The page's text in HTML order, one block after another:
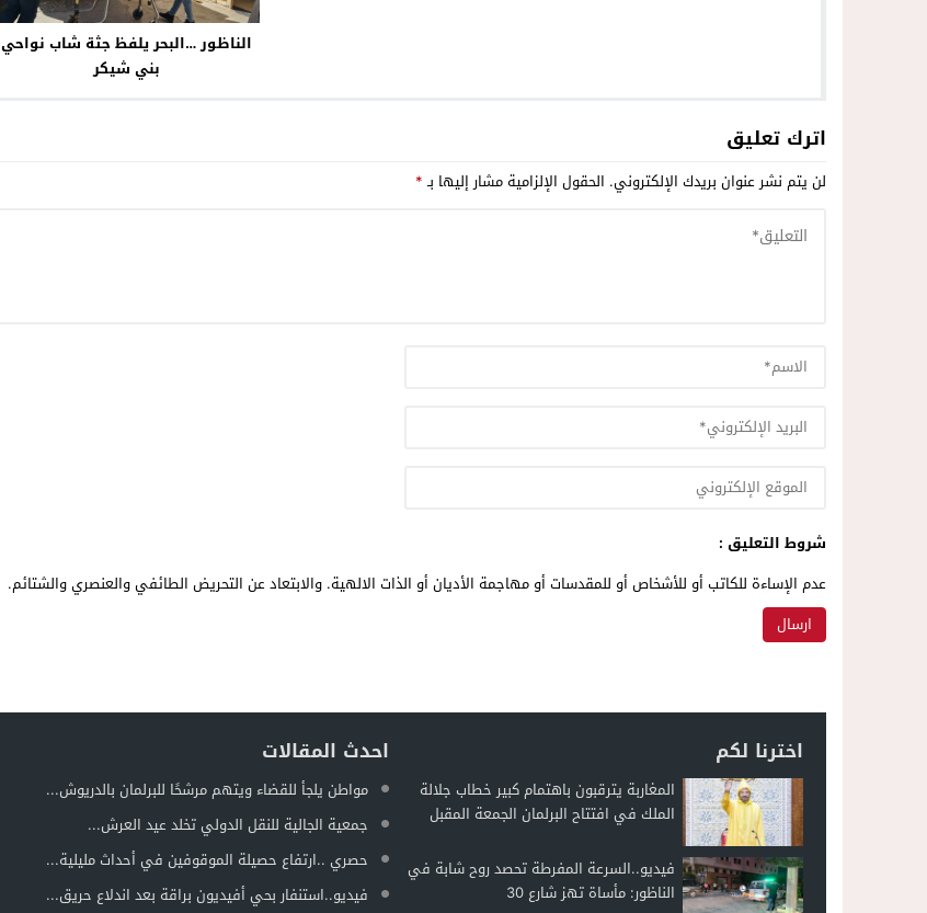
الناظور …البحر يلفظ جثة شاب نواحي
بني شيكر
اترك تعليق
لن يتم نشر عنوان بريدك الإلكتروني. الحقول الإلزامية مشار إليها بـ*
شروط التعليق :
عدم الإساءة للكاتب أو للأشخاص أو للمقدسات أو مهاجمة الأديان أو الذات الالهية. والابتعاد عن التحريض الطائفي والعنصري والشتائم.
اخترنا لكم
المغاربة يترقبون باهتمام كبير خطاب جلالة
الملك في افتتاح البرلمان الجمعة المقبل
فيديو..السرعة المفرطة تحصد روح شابة في
الناظور: مأساة تهز شارع 30
احدث المقالات
مواطن يلجأ للقضاء ويتهم مرشحًا للبرلمان بالدريوش...
جمعية الجالية للنقل الدولي تخلد عيد العرش...
حصري ..ارتفاع حصيلة الموقوفين في أحداث مليلية...
فيديو..استنفار بحي أفيديون براقة بعد اندلاع حريق...